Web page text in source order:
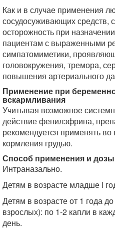
Как и в случае применения
сосудосуживающих средств,
осторожность при
пациентам с выраженными
симпатомиметики,
головокружения, тремора,
повышения артериального
Применение при
вскармливания
Учитывая возможное
действие фенилэфрина,
рекомендуется применять
кормления грудью.
Способ применения и дозы
Интраназально.
Детям в возрасте младше I
Детям в возрасте от 1 года
взрослых): по 1-2 капли в
день.